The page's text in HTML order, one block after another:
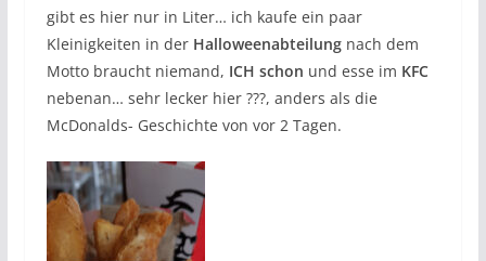
gibt es hier nur in Liter… ich kaufe ein paar
Kleinigkeiten in der Halloweenabteilungnach dem
Motto braucht niemand, ICH schon und esse im KFC
nebenan… sehr lecker hier ???, anders als die
McDonalds- Geschichte von vor 2 Tagen.